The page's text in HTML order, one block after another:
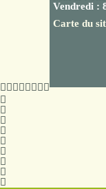
Vendredi :
Carte du